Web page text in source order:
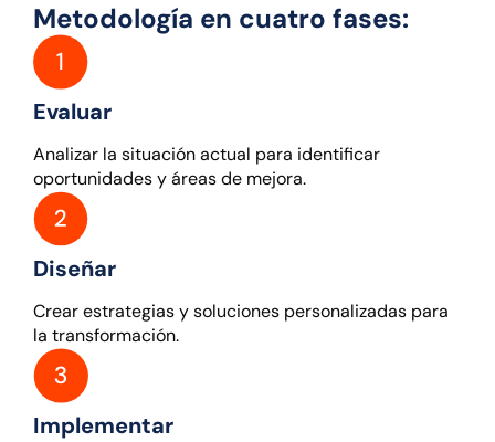
Metodología en cuatro fases:
Evaluar
Analizar la situación actual para identificar
oportunidades y áreas de mejora.
Diseñar
Crear estrategias y soluciones personalizadas para
la transformación.
Implementar